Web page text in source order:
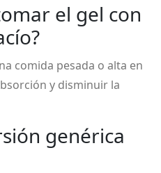
el gel con
comida pesada o alta en
y disminuir la
genérica